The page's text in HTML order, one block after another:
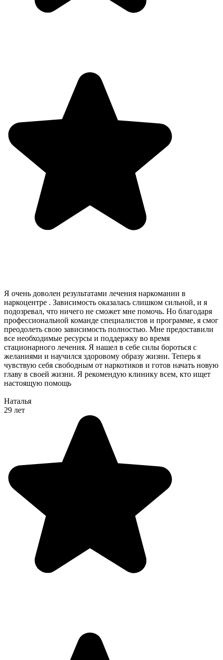
Я очень доволен результатами лечения наркомании в
наркоцентре . Зависимость оказалась слишком сильной, и я
подозревал, что ничего не сможет мне помочь. Но благодаря
профессиональной команде специалистов и программе, я смог
преодолеть свою зависимость полностью. Мне предоставили
все необходимые ресурсы и поддержку во время
стационарного лечения. Я нашел в себе силы бороться с
желаниями и научился здоровому образу жизни. Теперь я
чувствую себя свободным от наркотиков и готов начать новую
главу в своей жизни. Я рекомендую клинику всем, кто ищет
настоящую помощь
Наталья
29 лет